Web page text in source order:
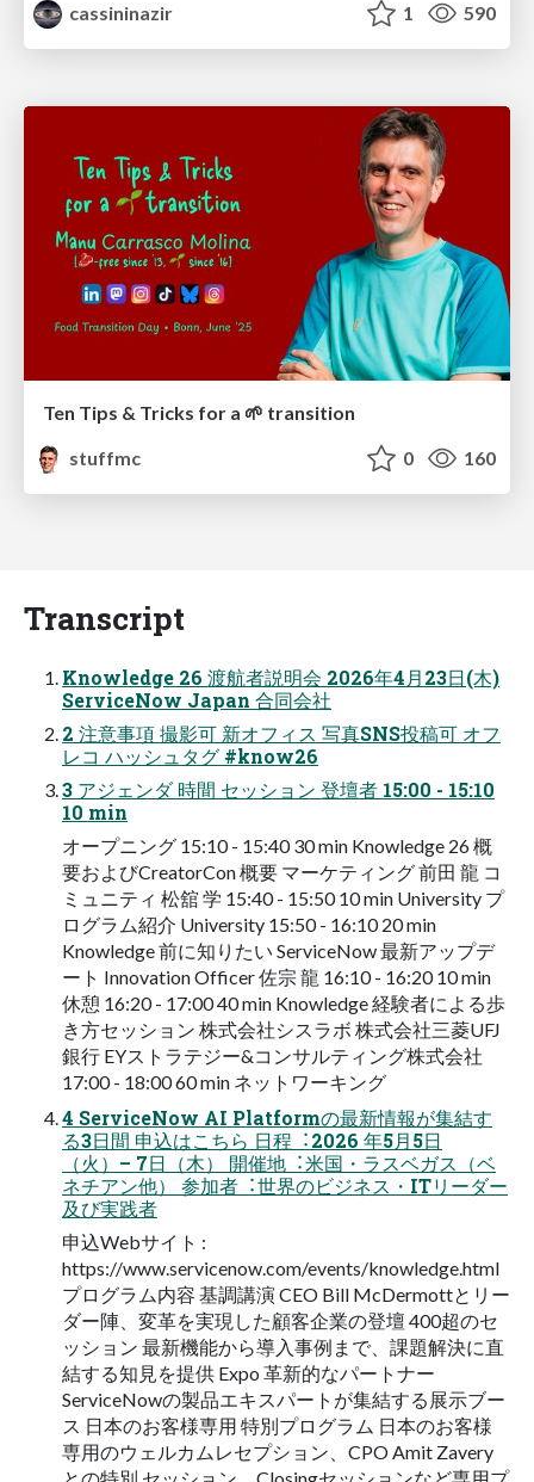
cassininazir
1 590
Ten Tips & Tricks for a 🌱 transition
stuffmc
0 160
Transcript
Knowledge 26 渡航者説明会 2026年4⽉23⽇(⽊)
ServiceNow Japan 合同会社
2 注意事項 撮影可 新オフィス 写真SNS投稿可 オフ
レコ ハッシュタグ #know26
3 アジェンダ 時間 セッション 登壇者 15:00 - 15:10
10 min
オープニング 15:10 - 15:40 30 min Knowledge 26 概
要およびCreatorCon 概要 マーケティング 前⽥ ⿓ コ
ミュニティ 松舘 学 15:40 - 15:50 10 min University プ
ログラム紹介 University 15:50 - 16:10 20 min
Knowledge 前に知りたい ServiceNow 最新アップデ
ート Innovation Officer 佐宗 ⿓ 16:10 - 16:20 10 min
休憩 16:20 - 17:00 40 min Knowledge 経験者による歩
き⽅セッション 株式会社シスラボ 株式会社三菱UFJ
銀⾏ EYストラテジー&コンサルティング株式会社
17:00 - 18:00 60 min ネットワーキング
4 ServiceNow AI Platformの最新情報が集結す
る3⽇間 申込はこちら ⽇程︓2026 年5⽉5⽇
（⽕）– 7⽇（⽊） 開催地︓⽶国・ラスベガス（ベ
ネチアン他） 参加者︓世界のビジネス・ITリーダー
及び実践者
申込Webサイト :
https://www.servicenow.com/events/knowledge.html
プログラム内容 基調講演 CEO Bill McDermottとリー
ダー陣、変⾰を実現した顧客企業の登壇 400超のセ
ッション 最新機能から導⼊事例まで、課題解決に直
結する知⾒を提供 Expo ⾰新的なパートナー
ServiceNowの製品エキスパートが集結する展⽰ブー
ス ⽇本のお客様専⽤ 特別プログラム ⽇本のお客様
専⽤のウェルカムレセプション、CPO Amit Zavery
との特別 セッション、Closingセッションなど専⽤プ